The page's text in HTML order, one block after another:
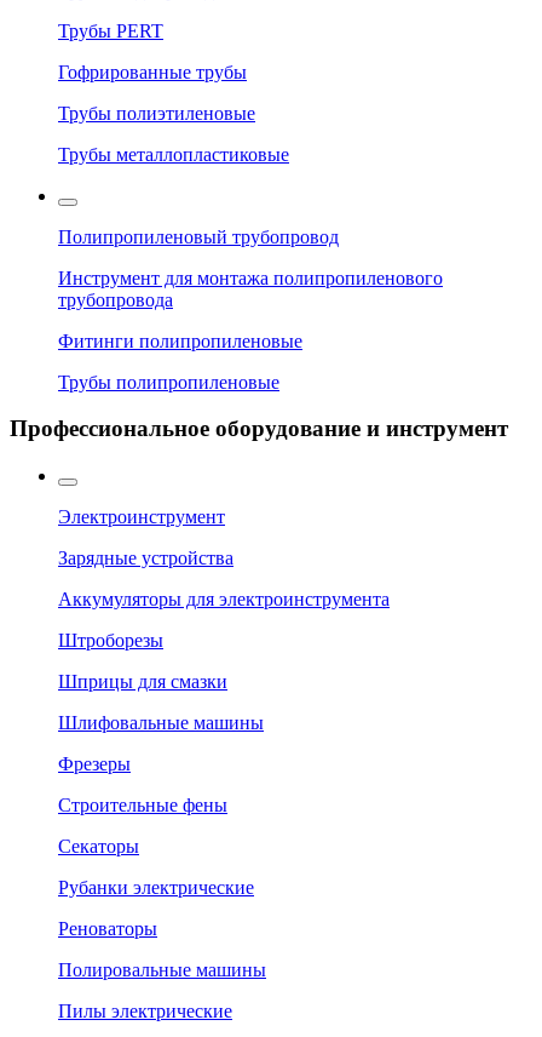
Трубы PERT
Гофрированные трубы
Трубы полиэтиленовые
Трубы металлопластиковые
Полипропиленовый трубопровод
Инструмент для монтажа полипропиленового
трубопровода
Фитинги полипропиленовые
Трубы полипропиленовые
Профессиональное оборудование и инструмент
Электроинструмент
Зарядные устройства
Аккумуляторы для электроинструмента
Штроборезы
Шприцы для смазки
Шлифовальные машины
Фрезеры
Строительные фены
Секаторы
Рубанки электрические
Реноваторы
Полировальные машины
Пилы электрические